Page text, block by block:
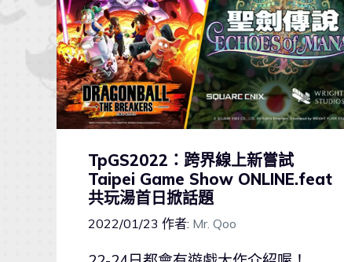
TpGS2022：跨界線上新嘗試
Taipei Game Show ONLINE.feat
共玩湯首日掀話題
2022/01/23 作者: Mr. Qoo